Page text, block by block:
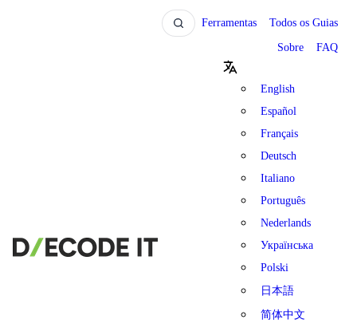
Ferramentas Todos os Guias
Sobre FAQ
English
Español
Français
Deutsch
Italiano
Português
Nederlands
Українська
Polski
日本語
简体中文